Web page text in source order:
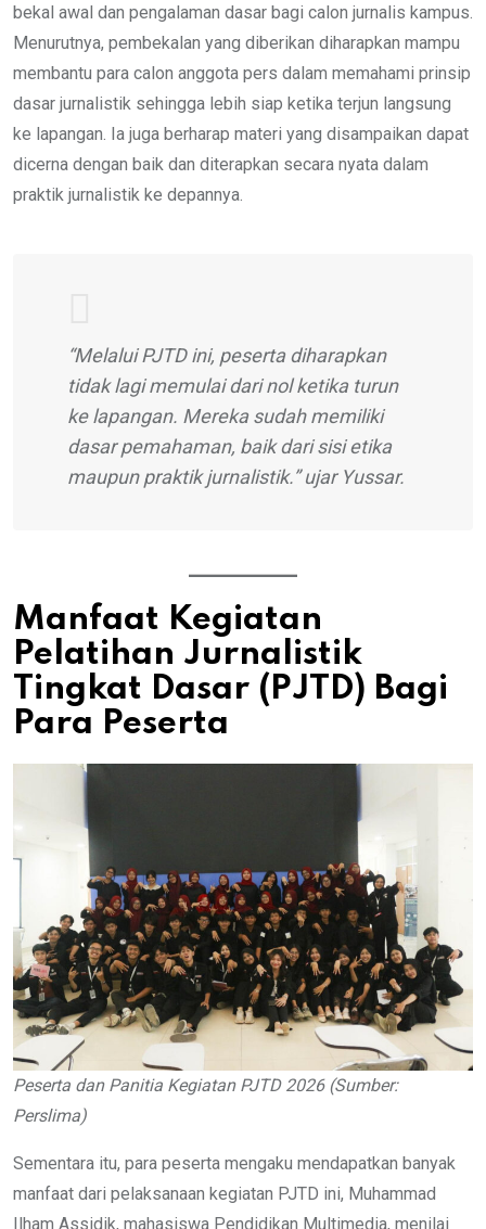
bekal awal dan pengalaman dasar bagi calon jurnalis kampus.
Menurutnya, pembekalan yang diberikan diharapkan mampu
membantu para calon anggota pers dalam memahami prinsip
dasar jurnalistik sehingga lebih siap ketika terjun langsung
ke lapangan. Ia juga berharap materi yang disampaikan dapat
dicerna dengan baik dan diterapkan secara nyata dalam
praktik jurnalistik ke depannya.
“Melalui PJTD ini, peserta diharapkan
tidak lagi memulai dari nol ketika turun
ke lapangan. Mereka sudah memiliki
dasar pemahaman, baik dari sisi etika
maupun praktik jurnalistik.” ujar Yussar.
Manfaat Kegiatan
Pelatihan Jurnalistik
Tingkat Dasar (PJTD) Bagi
Para Peserta
Peserta dan Panitia Kegiatan PJTD 2026 (Sumber:
Perslima)
Sementara itu, para peserta mengaku mendapatkan banyak
manfaat dari pelaksanaan kegiatan PJTD ini, Muhammad
Ilham Assidik, mahasiswa Pendidikan Multimedia, menilai